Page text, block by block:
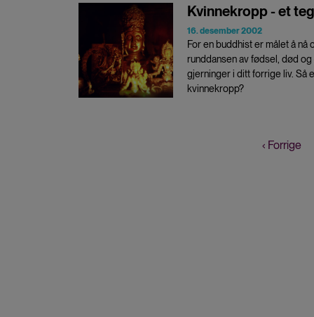
Kvinnekropp - et
16. desember 2002
For en buddhist er målet å
runddansen av fødsel, død
gjerninger i ditt forrige liv. Så
kvinnekropp?
Forrige
‹ Forrige